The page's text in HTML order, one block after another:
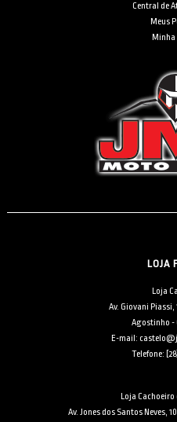
Central de
Meus
Minha
LOJA
Loja
Av. Giovani
Agostinho -
E-mail:
Telefone:
Loja
Av. Jones dos Santos Neves,